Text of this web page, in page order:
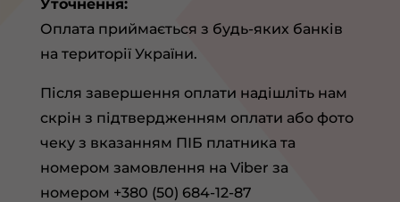
Уточнення:
Оплата приймається з будь-яких банків
на території України.
Після завершення оплати надішліть нам
скрін з підтвердженням оплати або фото
чеку з вказанням ПІБ платника та
номером замовлення на Viber за
номером +380 (50) 684-12-87